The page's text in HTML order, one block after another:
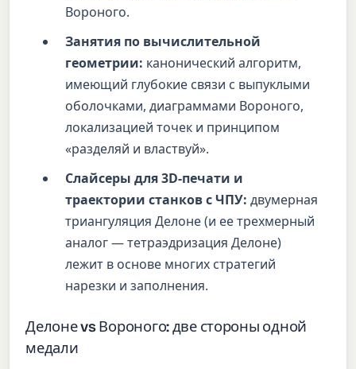
Вороного.
Занятия по вычислительной
геометрии: канонический алгоритм,
имеющий глубокие связи с выпуклыми
оболочками, диаграммами Вороного,
локализацией точек и принципом
«разделяй и властвуй».
Слайсеры для 3D-печати и
траектории станков с ЧПУ: двумерная
триангуляция Делоне (и ее трехмерный
аналог — тетраэдризация Делоне)
лежит в основе многих стратегий
нарезки и заполнения.
Делоне vs Вороного: две стороны одной
медали